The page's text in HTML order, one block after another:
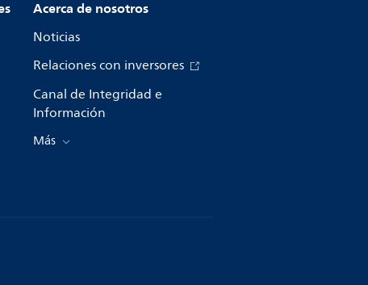
Acerca de nosotros
Noticias
Relaciones con inversores
Canal de Integridad e
Información
Más